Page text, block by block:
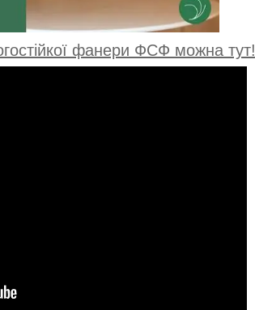
фанери ФСФ можна тут!